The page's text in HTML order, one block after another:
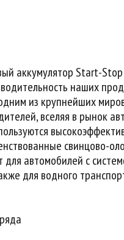
аккумулятор Start-
наших
из крупнейших
вселяя в рынок
свинцово-
автомобилей с
для водного